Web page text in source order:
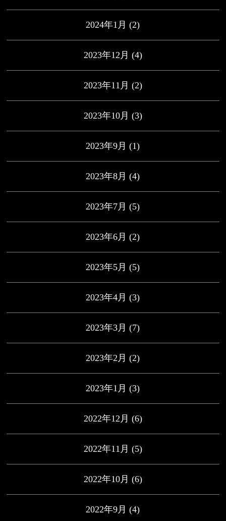
2024年1月 (2)
2023年12月 (4)
2023年11月 (2)
2023年10月 (3)
2023年9月 (1)
2023年8月 (4)
2023年7月 (5)
2023年6月 (2)
2023年5月 (5)
2023年4月 (3)
2023年3月 (7)
2023年2月 (2)
2023年1月 (3)
2022年12月 (6)
2022年11月 (5)
2022年10月 (6)
2022年9月 (4)